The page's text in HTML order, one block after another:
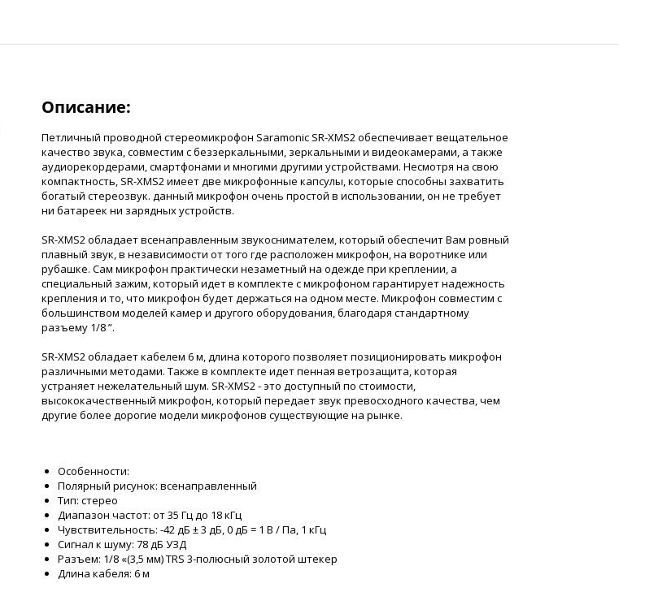
Описание:
Петличный проводной стереомикрофон Saramonic SR-XMS2 обеспечивает вещательное
качество звука, совместим с беззеркальными, зеркальными и видеокамерами, а также
аудиорекордерами, смартфонами и многими другими устройствами. Несмотря на свою
компактность, SR-XMS2 имеет две микрофонные капсулы, которые способны захватить
богатый стереозвук. данный микрофон очень простой в использовании, он не требует
ни батареек ни зарядных устройств.
SR-XMS2 обладает всенаправленным звукоснимателем, который обеспечит Вам ровный
плавный звук, в независимости от того где расположен микрофон, на воротнике или
рубашке. Сам микрофон практически незаметный на одежде при креплении, а
специальный зажим, который идет в комплекте с микрофоном гарантирует надежность
крепления и то, что микрофон будет держаться на одном месте. Микрофон совместим с
большинством моделей камер и другого оборудования, благодаря стандартному
разъему 1/8 ”.
SR-XMS2 обладает кабелем 6 м, длина которого позволяет позиционировать микрофон
различными методами. Также в комплекте идет пенная ветрозащита, которая
устраняет нежелательный шум. SR-XMS2 - это доступный по стоимости,
высококачественный микрофон, который передает звук превосходного качества, чем
другие более дорогие модели микрофонов существующие на рынке.
Особенности:
Полярный рисунок: всенаправленный
Тип: стерео
Диапазон частот: от 35 Гц до 18 кГц
Чувствительность: -42 дБ ± 3 дБ, 0 дБ = 1 В / Па, 1 кГц
Сигнал к шуму: 78 дБ УЗД
Разъем: 1/8 «(3,5 мм) TRS 3-полюсный золотой штекер
Длина кабеля: 6 м